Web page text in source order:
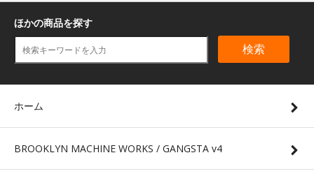
ほかの商品を探す
検索
ホーム
BROOKLYN MACHINE WORKS / GANGSTA v4